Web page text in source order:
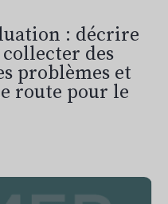
: décrire
des
problèmes et
route pour le